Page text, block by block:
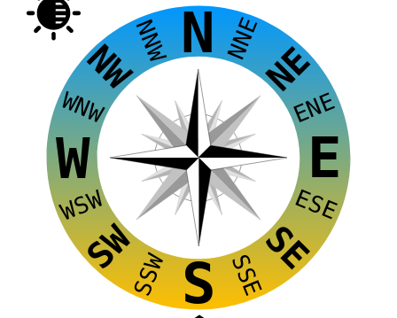
E
W
S
N
NW NE
SE
SW
NNE
ENE
ESE
SSE
SSW
WSW
WNW
NNW